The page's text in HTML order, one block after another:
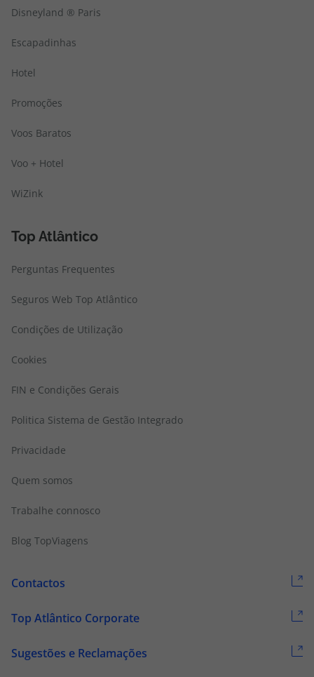
Disneyland ® Paris
Escapadinhas
Hotel
Promoções
Voos Baratos
Voo + Hotel
WiZink
Top Atlântico
Perguntas Frequentes
Seguros Web Top Atlântico
Condições de Utilização
Cookies
FIN e Condições Gerais
Politica Sistema de Gestão Integrado
Privacidade
Quem somos
Trabalhe connosco
Blog TopViagens
Contactos
Top Atlântico Corporate
Sugestões e Reclamações